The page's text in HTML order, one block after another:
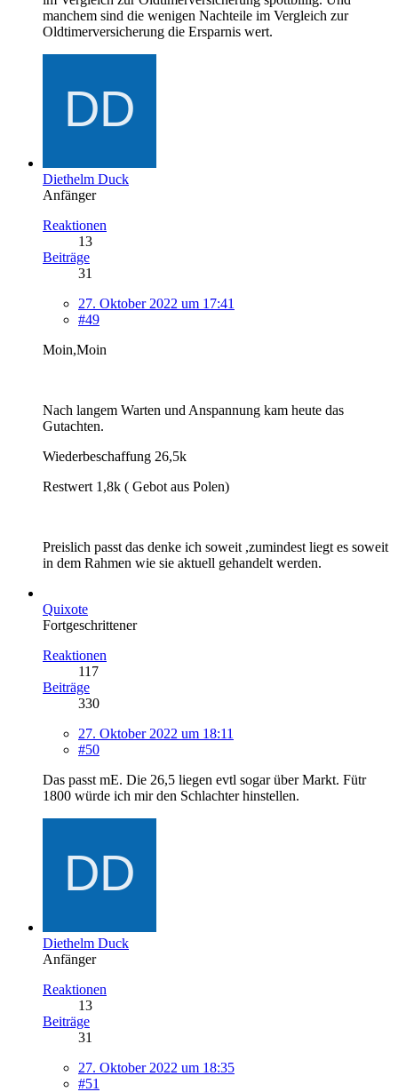
manchem sind die wenigen Nachteile im Vergleich zur
Oldtimerversicherung die Ersparnis wert.
Diethelm Duck
Anfänger
Reaktionen
13
Beiträge
31
27. Oktober 2022 um 17:41
#49
Moin,Moin
Nach langem Warten und Anspannung kam heute das
Gutachten.
Wiederbeschaffung 26,5k
Restwert 1,8k ( Gebot aus Polen)
Preislich passt das denke ich soweit ,zumindest liegt es soweit
in dem Rahmen wie sie aktuell gehandelt werden.
Quixote
Fortgeschrittener
Reaktionen
117
Beiträge
330
27. Oktober 2022 um 18:11
#50
Das passt mE. Die 26,5 liegen evtl sogar über Markt. Fütr
1800 würde ich mir den Schlachter hinstellen.
Diethelm Duck
Anfänger
Reaktionen
13
Beiträge
31
27. Oktober 2022 um 18:35
#51